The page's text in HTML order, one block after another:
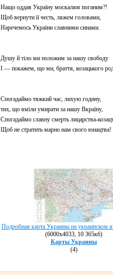
Нащо оддав Україну москалям поганим?!
Щоб вернути її честь, ляжем головами,
Наречемось України славними синами.
Душу й тіло ми положим за нашу свободу
І — покажем, що ми, браття, козацького
Спогадаймо тяжкий час, лихую годину,
тих, що вміли умирати за нашу Вкраїну,
Спогадаймо славну смерть лицарства-
Щоб не стратить марно нам свого юнацтва!
Подробная карта Украины на украинском
(6000х4033, 10 365кб)
Карты Украины
(4)